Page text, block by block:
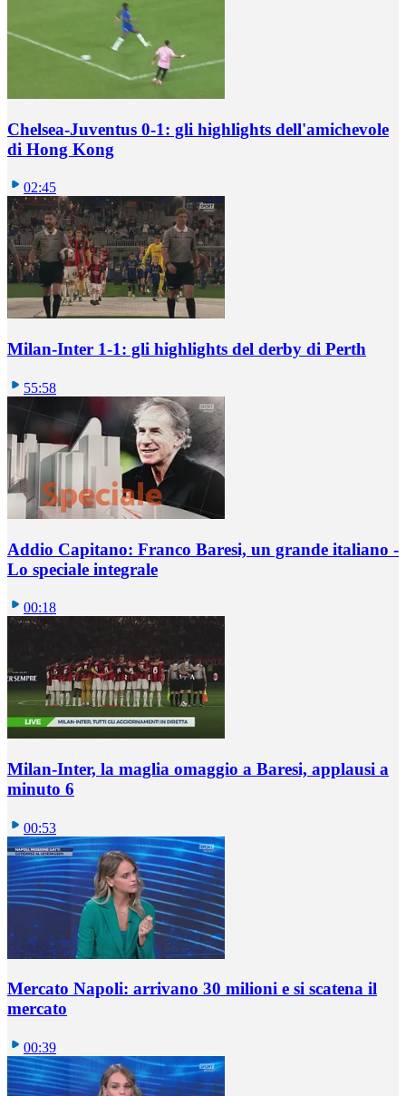
Chelsea-Juventus 0-1: gli highlights dell'amichevole
di Hong Kong
02:45
Milan-Inter 1-1: gli highlights del derby di Perth
55:58
Addio Capitano: Franco Baresi, un grande italiano -
Lo speciale integrale
00:18
Milan-Inter, la maglia omaggio a Baresi, applausi a
minuto 6
00:53
Mercato Napoli: arrivano 30 milioni e si scatena il
mercato
00:39